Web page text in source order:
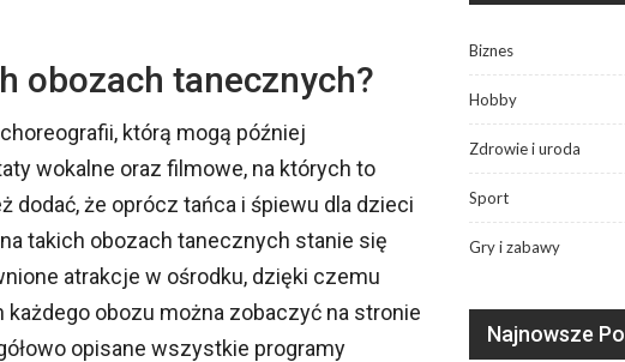
obozach tanecznych?
którą mogą później
wokalne oraz filmowe, na których to
że oprócz tańca i śpiewu dla dzieci
takich obozach tanecznych stanie się
atrakcje w ośrodku, dzięki czemu
obozu można zobaczyć na stronie
opisane wszystkie programy
Biznes
Hobby
Zdrowie i uroda
Sport
Gry i zabawy
Najnowsze